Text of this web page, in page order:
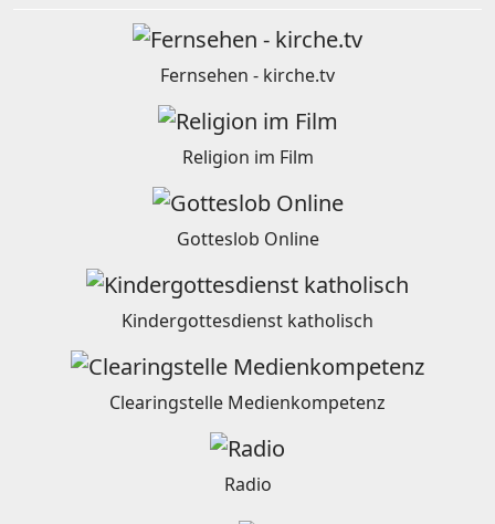
Fernsehen - kirche.tv
Religion im Film
Gotteslob Online
Kindergottesdienst katholisch
Clearingstelle Medienkompetenz
Radio